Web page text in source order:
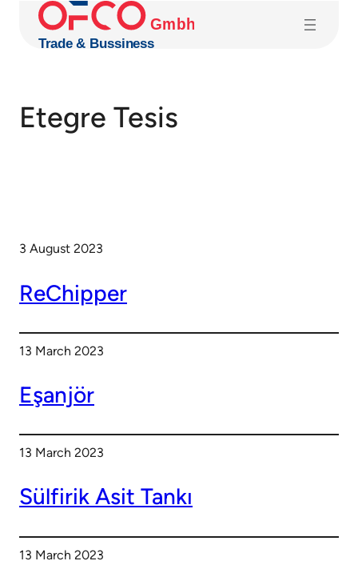
content
Etegre Tesis
3 August 2023
ReChipper
13 March 2023
Eşanjör
13 March 2023
Sülfirik Asit Tankı
13 March 2023